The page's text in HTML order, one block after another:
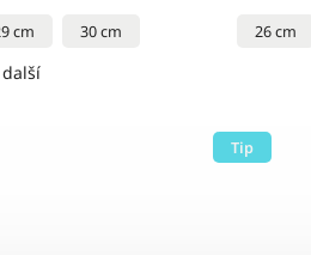
cm 30 cm 26 cm
Tip